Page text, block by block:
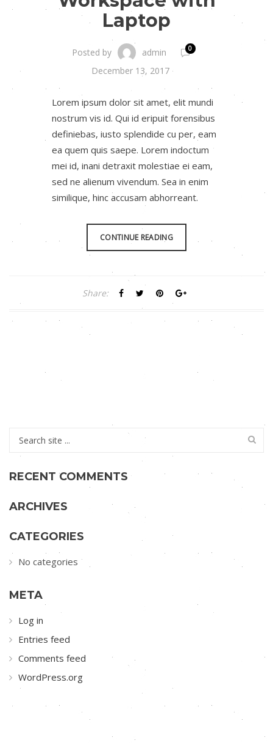
Laptop
Posted by admin 0
December 13, 2017
Lorem ipsum dolor sit amet, elit mundi
nostrum vis id. Qui id eripuit forensibus
definiebas, iusto splendide cu per, eam
ea quem quis saepe. Lorem indoctum
mei id, inani detraxit molestiae ei eam,
sed ne alienum vivendum. Sea in enim
similique, hinc accusam abhorreant.
CONTINUE READING
Share:
RECENT COMMENTS
ARCHIVES
CATEGORIES
No categories
META
Log in
Entries feed
Comments feed
WordPress.org